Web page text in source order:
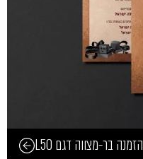
הזמנה בר-מצווה דגם L50